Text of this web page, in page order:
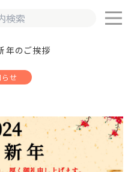
年のご挨拶
せ